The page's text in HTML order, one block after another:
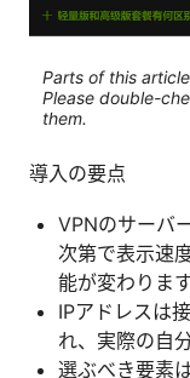
Parts of this
Please double-
them.
導入の要点
VPNのサーバ
次第で表示速
能が変わります
IPアドレスは
れ、実際の自
選ぶべき要素